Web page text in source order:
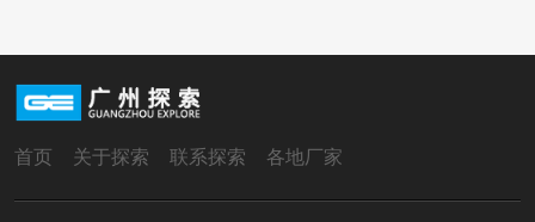
首页 关于探索 联系探索 各地厂家